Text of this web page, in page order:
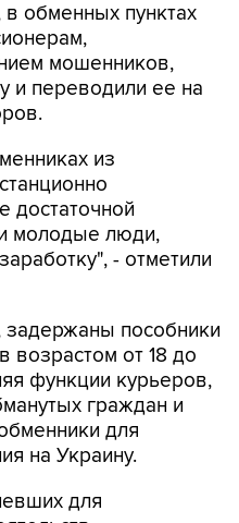
обменных пунктах
мошенников,
и переводили ее на
из
молодые люди,
- отметили
пособники
возрастом от 18 до
функции курьеров,
граждан и
для
на Украину.
для